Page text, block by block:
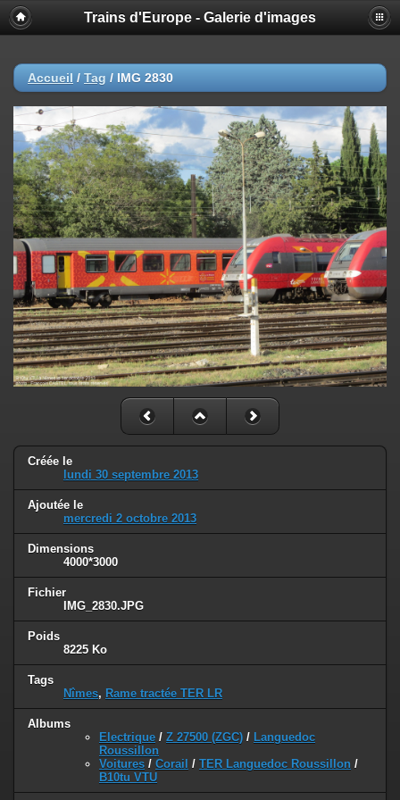
Trains d'Europe - Galerie d'images
Accueil / Tag / IMG 2830
Créée le
lundi 30 septembre 2013
Ajoutée le
mercredi 2 octobre 2013
Dimensions
4000*3000
Fichier
IMG_2830.JPG
Poids
8225 Ko
Tags
Nîmes, Rame tractée TER LR
Albums
Electrique / Z 27500 (ZGC) / Languedoc
Roussillon
Voitures / Corail / TER Languedoc Roussillon /
B10tu VTU